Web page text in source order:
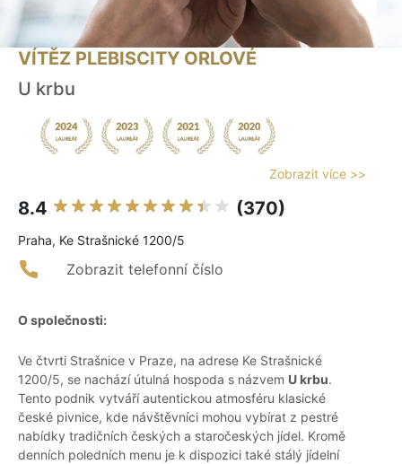
VÍTĚZ PLEBISCITY ORLOVÉ
U krbu
Zobrazit více >>
8.4 (370)
Praha, Ke Strašnické 1200/5
Zobrazit telefonní číslo
O společnosti:
Ve čtvrti Strašnice v Praze, na adrese Ke Strašnické
1200/5, se nachází útulná hospoda s názvem U krbu.
Tento podnik vytváří autentickou atmosféru klasické
české pivnice, kde návštěvníci mohou vybírat z pestré
nabídky tradičních českých a staročeských jídel. Kromě
denních poledních menu je k dispozici také stálý jídelní